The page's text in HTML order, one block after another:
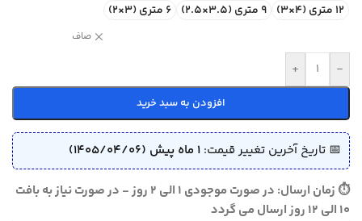
12 متری (4×3) 9 متری (3.5×2.5) 6 متری (3×2)
صاف
-
+
افزودن به سبد خرید
📅 تاریخ آخرین تغییر قیمت: 1 ماه پیش (1405/04/06)
⏱ زمان ارسال: در صورت موجودی 1 الی 2 روز - در صورت نیاز به بافت
10 الی 12 روز ارسال می گردد